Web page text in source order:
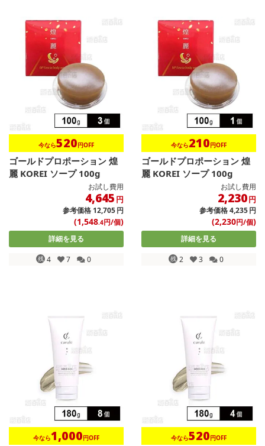
今なら520円OFF
ゴールドプロポーション 煌
麗 KOREI ソープ 100g
お試し費用
4,645 円
参考価格12,705円
(1,548.4円/個)
詳細を見る
残 4 7 0
今なら210円OFF
ゴールドプロポーション 煌
麗 KOREI ソープ 100g
お試し費用
2,230円
参考価格4,235円
(2,230円/個)
詳細を見る
残 2 3 0
今なら1,000円OFF 今なら520円OFF